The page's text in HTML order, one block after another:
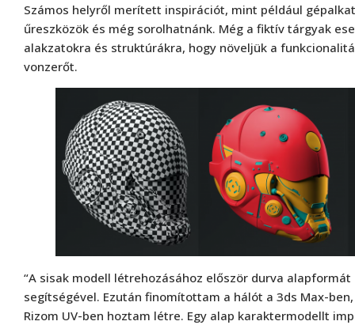
Számos helyről merített inspirációt, mint például
űreszközök és még sorolhatnánk. Még a fiktív tárgyak
alakzatokra és struktúrákra, hogy növeljük a
vonzerőt.
“A sisak modell létrehozásához először durva
segítségével. Ezután finomítottam a hálót a 3ds Max-
Rizom UV-ben hoztam létre. Egy alap karaktermodellt